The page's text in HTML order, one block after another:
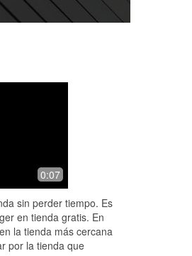
folks work at the
helped me
the last few
to be ordered
0:07
sin perder tiempo. Es
en tienda gratis. En
la tienda más cercana
por la tienda que